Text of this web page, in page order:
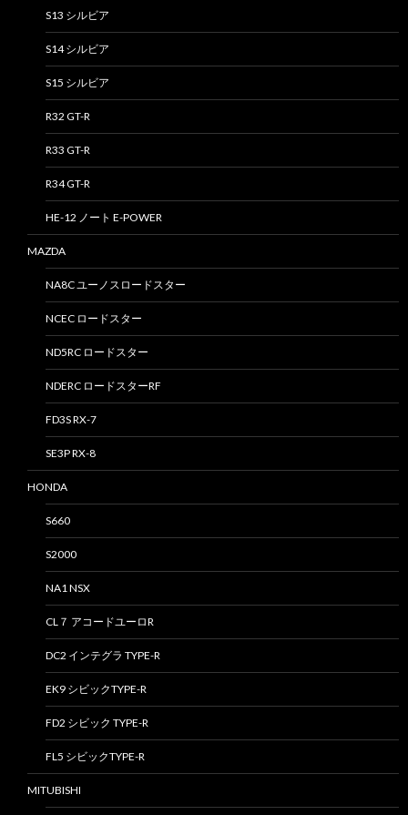
S13 シルビア
S14 シルビア
S15 シルビア
R32 GT-R
R33 GT-R
R34 GT-R
HE-12 ノート E-POWER
MAZDA
NA8C ユーノスロードスター
NCEC ロードスター
ND5RC ロードスター
NDERC ロードスターRF
FD3S RX-7
SE3P RX-8
HONDA
S660
S2000
NA1 NSX
CL７ アコードユーロR
DC2 インテグラ TYPE-R
EK9 シビックTYPE-R
FD2 シビック TYPE-R
FL5 シビックTYPE-R
MITUBISHI